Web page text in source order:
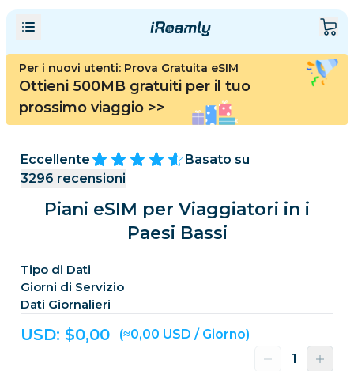
Per i nuovi utenti: Prova Gratuita eSIM
Ottieni 500MB gratuiti per il tuo
prossimo viaggio >>
Eccellente
Basato su
3296 recensioni
Piani eSIM per Viaggiatori in i
Paesi Bassi
Tipo di Dati
Giorni di Servizio
Dati Giornalieri
USD: $0,00 (≈0,00 USD / Giorno)